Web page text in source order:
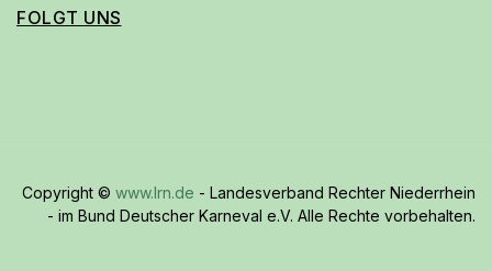
FOLGT UNS
Copyright © www.lrn.de - Landesverband Rechter Niederrhein
- im Bund Deutscher Karneval e.V. Alle Rechte vorbehalten.